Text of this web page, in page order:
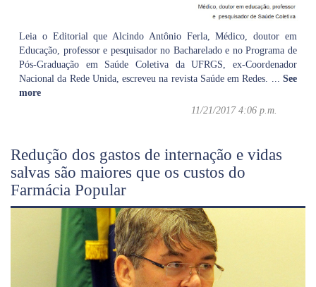
Leia o Editorial que Alcindo Antônio Ferla, Médico, doutor em
Educação, professor e pesquisador no Bacharelado e no Programa de
Pós-Graduação em Saúde Coletiva da UFRGS, ex-Coordenador
Nacional da Rede Unida, escreveu na revista Saúde em Redes. ...See
more
11/21/2017 4:06 p.m.
Redução dos gastos de internação e vidas
salvas são maiores que os custos do
Farmácia Popular